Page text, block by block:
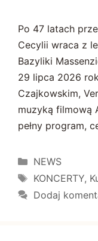
Po 47 latach
Cecylii wraca z
Bazyliki
29 lipca 2026
Czajkowskim,
muzyką filmową
pełny program,
Kategorie
NEWS
Tagi
KONCERTY,
Dodaj